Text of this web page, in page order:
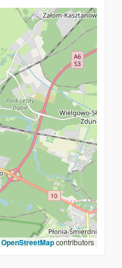
OpenStreetMapcontributors